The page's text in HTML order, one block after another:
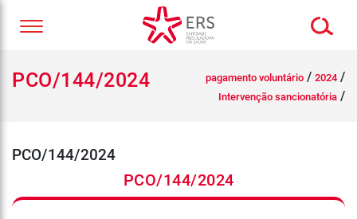
PCO/144/2024 pagamento voluntário / 2024 /
Intervenção sancionatória /
PCO/144/2024
PCO/144/2024